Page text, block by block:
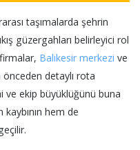
taşımalarda şehrin
güzergahları belirleyici rol
Balıkesir merkezi ve
detaylı rota
ve ekip büyüklüğünü buna
hem de